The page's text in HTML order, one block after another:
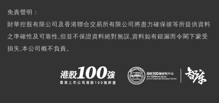
免責聲明：
財華控股有限公司及香港聯合交易所有限公司將盡力確保彼等所提供資料
之準確性及可靠性,但並不保證資料絕對無誤,資料如有錯漏而令閣下蒙受
損失,本公司概不負責。